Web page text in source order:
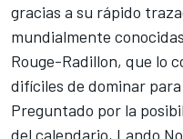
gracias a su rápido
mundialmente
Rouge-Radillon, que lo
difíciles de dominar
Preguntado por la
del calendario, Lando